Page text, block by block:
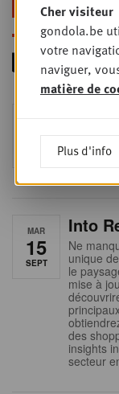
9
Intro to
MAR
15
SEPT
Into
Ne
unique
le
mise à
des
insights
secteur
Cher visiteur
gondola.be
votre
naviguer,
matière de
Plus d'info